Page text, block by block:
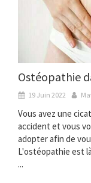
Ostéopathie
19 Juin 2022
Vous avez une
accident et vous
adopter afin de
L'ostéopathie est
...